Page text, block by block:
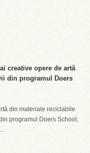
creative opere de artă
din programul Doers
din materiale reciclabile
programul Doers School,